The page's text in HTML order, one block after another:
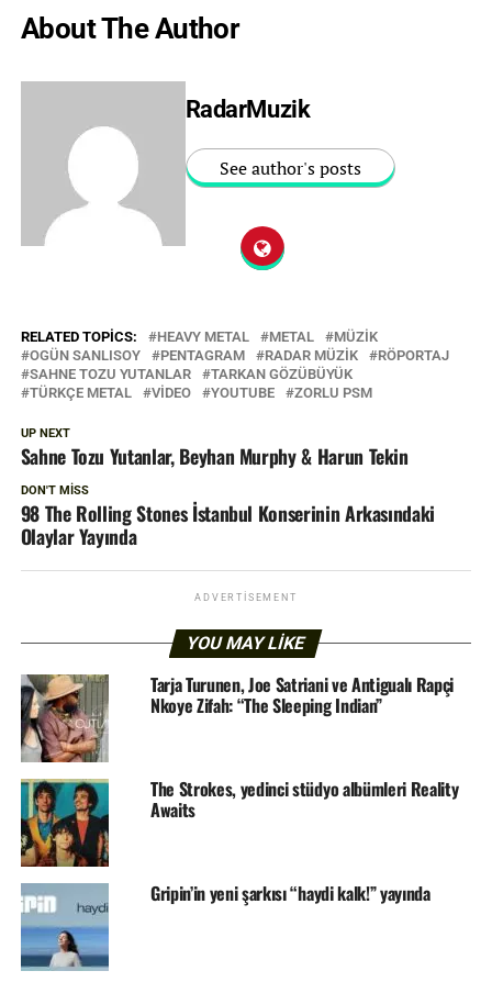
About The Author
RadarMuzik
See author's posts
RELATED TOPICS: HEAVY METAL METAL
MÜZIK
OGÜN SANLISOY
PENTAGRAM RADAR MÜZIK
RÖPORTAJ
SAHNE TOZU YUTANLAR
TARKAN GÖZÜBÜYÜK
TÜRKÇE METAL
VIDEO YOUTUBE ZORLU PSM
UP NEXT
Sahne Tozu Yutanlar, Beyhan Murphy & Harun Tekin
DON'T MISS
98 The Rolling Stones İstanbul Konserinin Arkasındaki
Olaylar Yayında
ADVERTISEMENT
YOU MAY LIKE
Tarja Turunen, Joe Satriani ve Antigualı Rapçi
Nkoye Zifah: “The Sleeping Indian”
The Strokes, yedinci stüdyo albümleri Reality
Awaits
Gripin’in yeni şarkısı “haydi kalk!” yayında